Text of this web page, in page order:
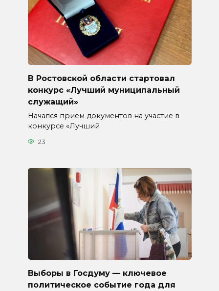
В Ростовской области стартовал
конкурс «Лучший муниципальный
служащий»
Начался прием документов на участие в
конкурсе «Лучший
23
Выборы в Госдуму — ключевое
политическое событие года для